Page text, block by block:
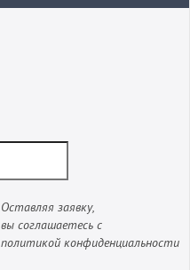
Оставляя заявку,
вы соглашаетесь с
политикой конфиденциальности